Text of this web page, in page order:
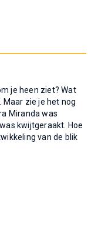
je heen ziet? Wat
zie je het nog
Miranda was
kwijtgeraakt. Hoe
van de blik